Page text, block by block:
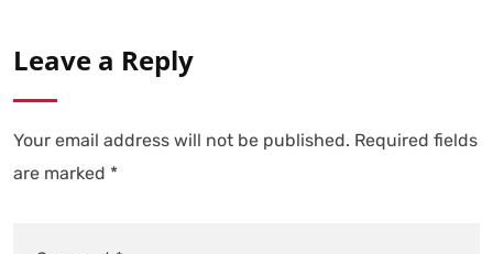
Leave a Reply
Your email address will not be published. Required fields
are marked *